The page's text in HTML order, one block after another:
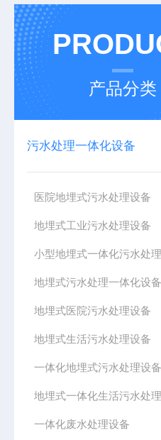
产品分类
污水处理一体化设备
医院地埋式污水处理设备
地埋式工业污水处理设备
小型地埋式一体化污水处
地埋式污水处理一体化设备
地埋式医院污水处理设备
地埋式生活污水处理设备
一体化地埋式污水处理设备
地埋式一体化生活污水处
一体化废水处理设备